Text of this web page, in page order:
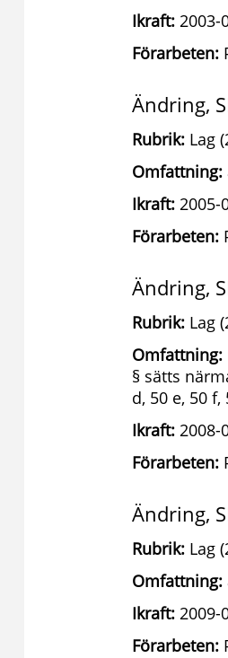
Ikraft: 2003-
Förarbeten:
Ändring,
Rubrik: Lag
Omfattning:
Ikraft: 2005-
Förarbeten:
Ändring,
Rubrik: Lag
Omfattning:
§ sätts
d, 50 e, 50
Ikraft: 2008-
Förarbeten:
Ändring,
Rubrik: Lag
Omfattning:
Ikraft: 2009-
Förarbeten: